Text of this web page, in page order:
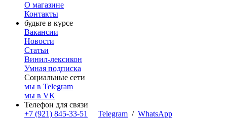
О магазине
Контакты
будьте в курсе
Вакансии
Новости
Статьи
Винил-лексикон
Умная подписка
Социальные сети
мы в Telegram
мы в VK
Телефон для связи
+7 (921) 845-33-51
Telegram / WhatsApp